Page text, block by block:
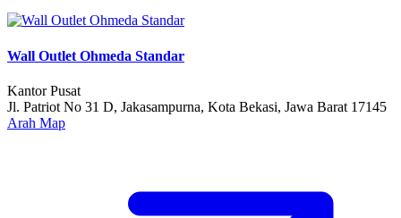
Wall Outlet Ohmeda Standar
Kantor Pusat
Jl. Patriot No 31 D, Jakasampurna, Kota Bekasi, Jawa Barat 17145
Arah Map